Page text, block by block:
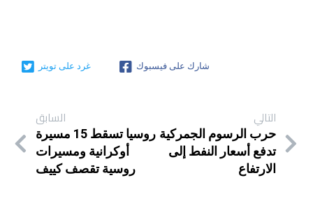
غرد على تويتر شارك على فيسبوك
السابق
روسيا تسقط 15 مسيرة
أوكرانية ومسيرات
روسية تقصف كييف
التالي
حرب الرسوم الجمركية
تدفع أسعار النفط إلى
الارتفاع